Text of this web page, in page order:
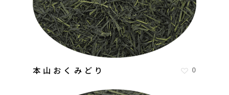
本山おくみどり 0